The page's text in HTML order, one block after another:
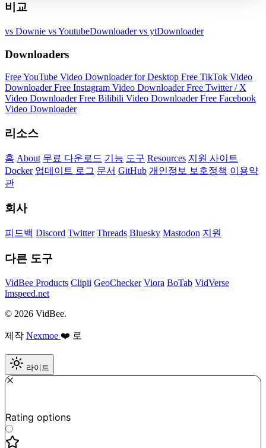
비교
vs Downie vs YoutubeDownloadervs ytDownloader
Downloaders
Free YouTube Video Downloader for Desktop Free TikTok Video
DownloaderFree Instagram Video DownloaderFree Twitter / X
Video DownloaderFree Bilibili Video DownloaderFree Facebook
Video Downloader
리소스
홈 About 무료 다운로드 기능 도구 Resources 지원 사이트
Docker 업데이트 로그 문서 GitHub 개인정보 보호정책 이용약
관
회사
피드백 Discord Twitter Threads Bluesky Mastodon 지원
다른 도구
VidBee Products Clipii GeoChecker Viora BoTab VidVerse
lmspeed.net
© 2026 VidBee.
제작 Nexmoe ❤️ 로
라이트
Rating options